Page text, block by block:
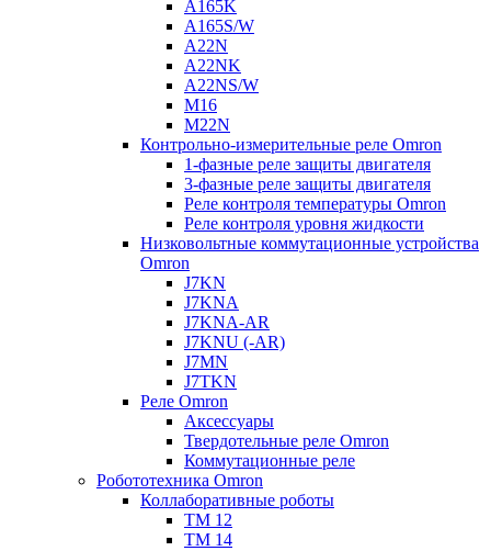
A165K
A165S/W
A22N
A22NK
A22NS/W
M16
M22N
Контрольно-измерительные реле Omron
1-фазные реле защиты двигателя
3-фазные реле защиты двигателя
Реле контроля температуры Omron
Реле контроля уровня жидкости
Низковольтные коммутационные устройства
Omron
J7KN
J7KNA
J7KNA-AR
J7KNU (-AR)
J7MN
J7TKN
Реле Omron
Аксессуары
Твердотельные реле Omron
Коммутационные реле
Робототехника Omron
Коллаборативные роботы
TM 12
TM 14